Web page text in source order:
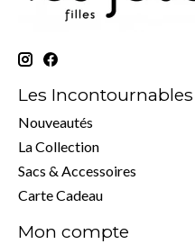
Les Incontournables
Nouveautés
La Collection
Sacs & Accessoires
Carte Cadeau
Mon compte